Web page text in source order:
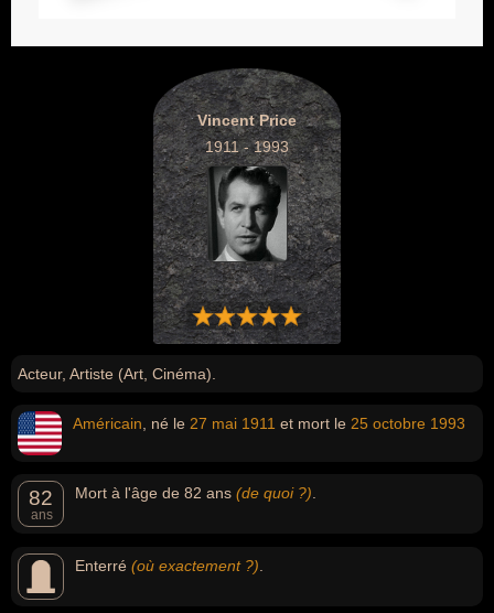
Vincent Price
1911 - 1993
Acteur, Artiste (Art, Cinéma).
Américain , né le 27 mai 1911 et mort le 25 octobre 1993
82
ans
Mort à l'âge de 82 ans (de quoi ?)
Enterré (où exactement ?)